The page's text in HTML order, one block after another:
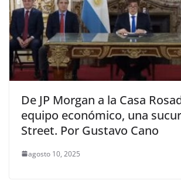
De JP Morgan a la Casa
equipo económico, una
Street. Por Gustavo Cano
agosto 10, 2025